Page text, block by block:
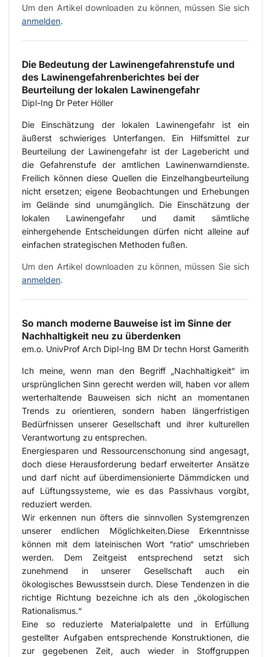
Um den Artikel downloaden zu können, müssen Sie sich
anmelden.
Die Bedeutung der Lawinengefahrenstufe und
des Lawinengefahrenberichtes bei der
Beurteilung der lokalen Lawinengefahr
Dipl-Ing Dr Peter Höller
Die Einschätzung der lokalen Lawinengefahr ist ein
äußerst schwieriges Unterfangen. Ein Hilfsmittel zur
Beurteilung der Lawinengefahr ist der Lagebericht und
die Gefahrenstufe der amtlichen Lawinenwarndienste.
Freilich können diese Quellen die Einzelhangbeurteilung
nicht ersetzen; eigene Beobachtungen und Erhebungen
im Gelände sind unumgänglich. Die Einschätzung der
lokalen Lawinengefahr und damit sämtliche
einhergehende Entscheidungen dürfen nicht alleine auf
einfachen strategischen Methoden fußen.
Um den Artikel downloaden zu können, müssen Sie sich
anmelden.
So manch moderne Bauweise ist im Sinne der
Nachhaltigkeit neu zu überdenken
em.o. UnivProf Arch Dipl-Ing BM Dr techn Horst Gamerith
Ich meine, wenn man den Begriff „Nachhaltigkeit“ im
ursprünglichen Sinn gerecht werden will, haben vor allem
werterhaltende Bauweisen sich nicht an momentanen
Trends zu orientieren, sondern haben längerfristigen
Bedürfnissen unserer Gesellschaft und ihrer kulturellen
Verantwortung zu entsprechen.
Energiesparen und Ressourcenschonung sind angesagt,
doch diese Herausforderung bedarf erweiterter Ansätze
und darf nicht auf überdimensionierte Dämmdicken und
auf Lüftungssysteme, wie es das Passivhaus vorgibt,
reduziert werden.
Wir erkennen nun öfters die sinnvollen Systemgrenzen
unserer endlichen Möglichkeiten.Diese Erkenntnisse
können mit dem lateinischen Wort “ratio“ umschrieben
werden. Dem Zeitgeist entsprechend setzt sich
zunehmend in unserer Gesellschaft auch ein
ökologisches Bewusstsein durch. Diese Tendenzen in die
richtige Richtung bezeichne ich als den „ökologischen
Rationalismus.“
Eine so reduzierte Materialpalette und in Erfüllung
gestellter Aufgaben entsprechende Konstruktionen, die
zur gegebenen Zeit, auch wieder in Stoffgruppen